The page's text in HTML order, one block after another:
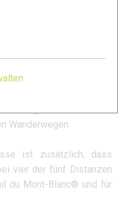
3.600 Höhenmetern
Trails der Region,
Bergpanorama. Die
zählen zu den Highlights
den Läufern einen
Wanderwegen.
ist zusätzlich, dass
vier der fünf Distanzen
du Mont-Blanc® und für